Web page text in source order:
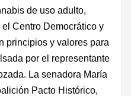
de uso adulto,
Centro Democrático y
principios y valores para
por el representante
La senadora María
Pacto Histórico,